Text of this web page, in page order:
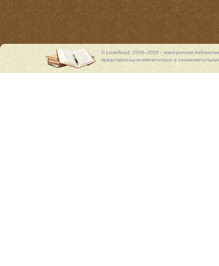
© LoveRead, 2009–2026 - электронная
представлены исключительно в